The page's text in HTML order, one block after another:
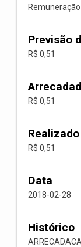
Previsão
R$ 0,51
R$ 0,51
Realizado
R$ 0,51
Data
2018-02-28
Histórico